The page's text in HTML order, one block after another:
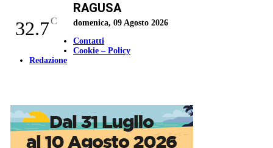
32.7C
RAGUSA
domenica, 09 Agosto 2026
Contatti
Cookie – Policy
Redazione